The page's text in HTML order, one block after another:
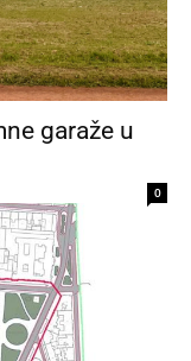
garaže u
0